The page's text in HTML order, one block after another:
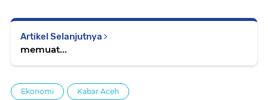
Artikel Selanjutnya
memuat...
Ekonomi Kabar Aceh